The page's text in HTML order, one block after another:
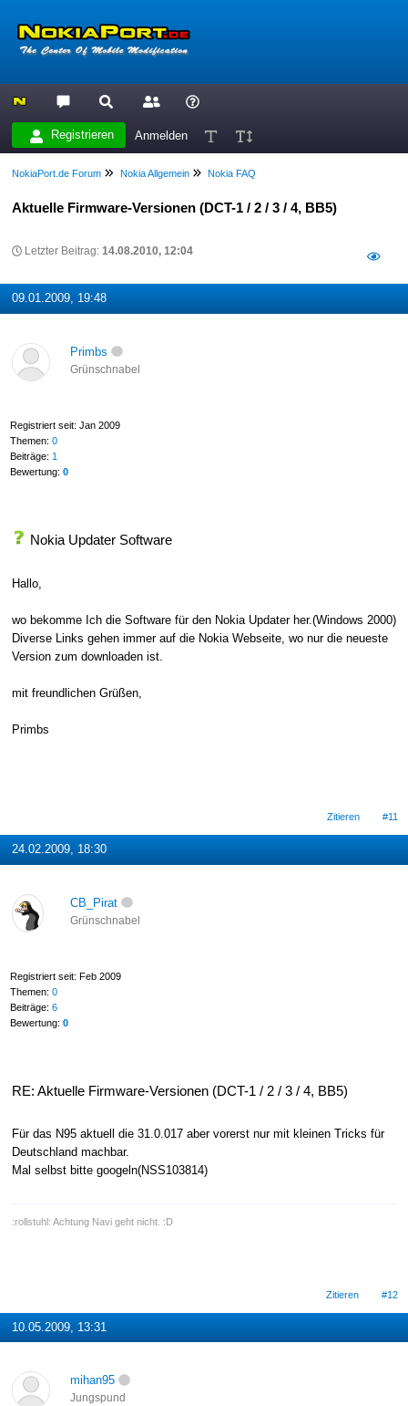
Registrieren Anmelden
NokiaPort.de Forum Nokia Allgemein Nokia FAQ
Aktuelle Firmware-Versionen (DCT-1 / 2 / 3 / 4, BB5)
Letzter Beitrag: 14.08.2010, 12:04
09.01.2009, 19:48
Primbs
Grünschnabel
Registriert seit: Jan 2009
Themen: 0
Beiträge: 1
Bewertung: 0
Nokia Updater Software
Hallo,
wo bekomme Ich die Software für den Nokia Updater her.(Windows 2000)
Diverse Links gehen immer auf die Nokia Webseite, wo nur die neueste
Version zum downloaden ist.
mit freundlichen Grüßen,
Primbs
Zitieren #11
24.02.2009, 18:30
CB_Pirat
Grünschnabel
Registriert seit: Feb 2009
Themen: 0
Beiträge: 6
Bewertung: 0
RE: Aktuelle Firmware-Versionen (DCT-1 / 2 / 3 / 4, BB5)
Für das N95 aktuell die 31.0.017 aber vorerst nur mit kleinen Tricks für
Deutschland machbar.
Mal selbst bitte googeln(NSS103814)
:rollstuhl: Achtung Navi geht nicht. :D
Zitieren #12
10.05.2009, 13:31
mihan95
Jungspund